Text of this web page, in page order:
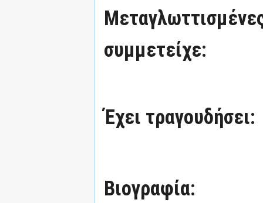
συμμετείχε:
Έχει τραγουδήσει:
Βιογραφία: